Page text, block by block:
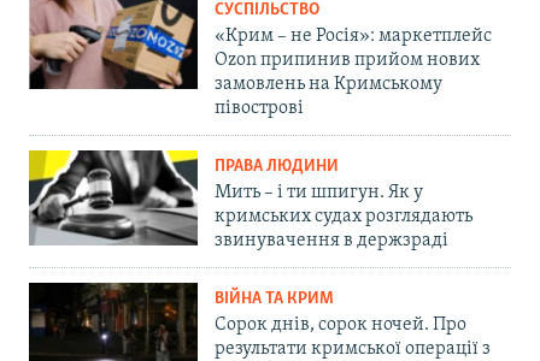
СУСПІЛЬСТВО
«Крим – не Росія»: маркетплейс
Ozon припинив прийом нових
замовлень на Кримському
півострові
ПРАВА ЛЮДИНИ
Мить – і ти шпигун. Як у
кримських судах розглядають
звинувачення в держзраді
ВІЙНА ТА КРИМ
Сорок днів, сорок ночей. Про
результати кримської операції з